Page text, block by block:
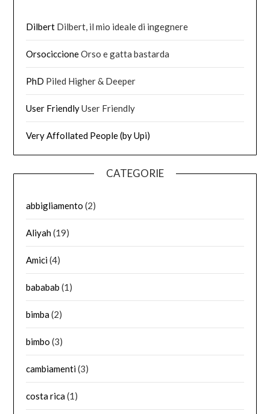
Dilbert Dilbert, il mio ideale di ingegnere
OrsociccioneOrso e gatta bastarda
PhD Piled Higher & Deeper
User FriendlyUser Friendly
Very Affollated People (by Upi)
CATEGORIE
abbigliamento (2)
Aliyah(19)
Amici(4)
bababab (1)
bimba(2)
bimbo (3)
cambiamenti(3)
costa rica(1)